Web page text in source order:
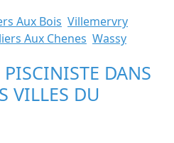
Aux Bois Villemervry
Aux Chenes Wassy
DANS
VILLES DU